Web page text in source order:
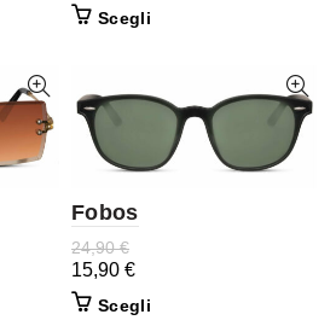
Scegli
Fobos
24,90€
15,90 €
Scegli